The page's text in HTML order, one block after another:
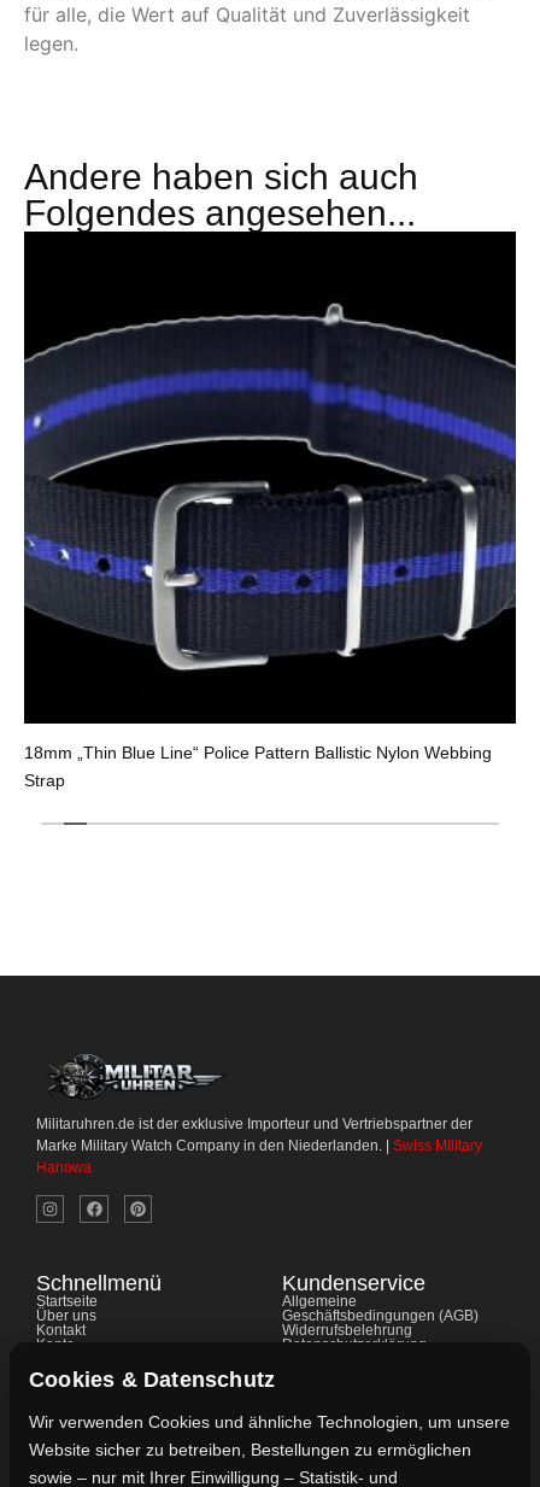
für alle, die Wert auf Qualität und Zuverlässigkeit
legen.
Andere haben sich auch
Folgendes angesehen...
18mm „Thin Blue Line“ Police Pattern Ballistic Nylon Webbing
Strap
Militaruhren.de ist der exklusive Importeur und Vertriebspartner der
Marke Military Watch Company in den Niederlanden. | Swiss Military
Hanowa
Schnellmenü
Startseite
Über uns
Kontakt
Konto
FAQ's
Kundenservice
Allgemeine
Geschäftsbedingungen (AGB)
Widerrufsbelehrung
Datenschutzerklärung
Kontaktdaten
Cookies & Datenschutz
Wir verwenden Cookies und ähnliche Technologien, um unsere
Website sicher zu betreiben, Bestellungen zu ermöglichen
sowie – nur mit Ihrer Einwilligung – Statistik- und